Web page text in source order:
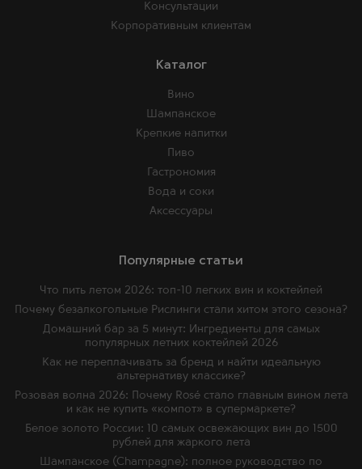
Консультации
Корпоративным клиентам
Каталог
Вино
Шампанское
Крепкие напитки
Пиво
Гастрономия
Вода и соки
Аксессуары
Популярные статьи
Что пить летом 2026: топ-10 легких вин и коктейлей
Почему безалкогольные Рислинги стали хитом этого сезона?
Домашний бар за 5 минут: Ингредиенты для самых
популярных летних коктейлей 2026
Как не переплачивать за бренд и найти идеальную
альтернативу классике?
Розовая волна 2026: Почему Rosé стало главным вином лета
и как не купить «компот» в супермаркете?
Белое золото России: 10 самых освежающих вин до 1500
рублей для жаркого лета
Шампанское (Champagne): полное руководство по